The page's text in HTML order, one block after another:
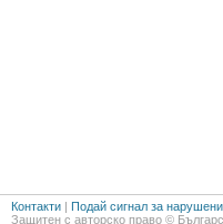
Контакти | Подай сигнал за
Защитен с авторско право ©